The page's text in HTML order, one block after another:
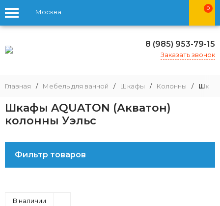
Москва 0
8 (985) 953-79-15
Заказать звонок
Главная / Мебель для ванной / Шкафы / Колонны /
Шкафы AQUATON (Акватон)
колонны Уэльс
Фильтр товаров
В наличии